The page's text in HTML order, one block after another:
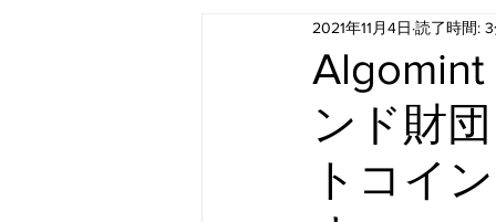
ウォレット 定期レポート
アルゴランド財団
サプライチェーン
ンド財
トコイ
2021年11月4日 読了時間: